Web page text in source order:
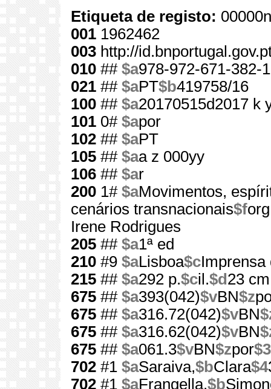
Etiqueta de registo:
001 1962462
003 http://
010 ## $a978-972-671-382-1
021 ## $aPT$b419758/16
100 ## $a20170515d2017 k
101 0# $apor
102 ## $aPT
105 ## $aa z 000yy
106 ## $ar
200 1# $aMovimentos,
cenários transnacionais$f
Irene Rodrigues
205 ## $a1ª ed
210 #9 $aLisboa$cImprensa
215 ## $a292 p.$cil.$d 23 cm
675 ## $a393(042)$vBN$z
675 ## $a316.72(042)$vBN
675 ## $a316.62(042)$vBN
675 ## $a061.3$vBN$zpor$3
702 #1 $aSaraiva,$bClara$4
702 #1 $aFrangella,$b